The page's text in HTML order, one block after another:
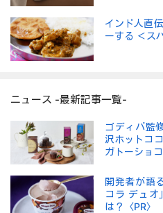
インド人直
ーする ＜ス
ニュース -最新記事一覧-
ゴディバ監
沢ホットコ
ガトーショ
開発者が語
コラ デュオ
は？〈PR〉